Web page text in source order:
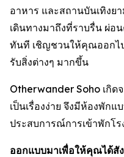
อาหาร และสถานบันเทิง
เดินทางมาถึงที่ราบรื่น ผ่อ
ทันที เชิญชวนให้คุณออกไ
รับสิ่งต่างๆ มากขึ้น
Otherwander Soho เกิด
เป็นเรื่องง่าย จึงมีห้องพัก
ประสบการณ์การเข้าพักโร
ออกแบบมาเพื่อให้คุณได้สั